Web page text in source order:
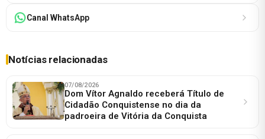
Canal WhatsApp
Notícias relacionadas
07/08/2026
Dom Vítor Agnaldo receberá Título de
Cidadão Conquistense no dia da
padroeira de Vitória da Conquista